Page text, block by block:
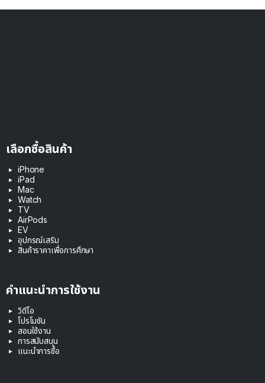
เลือกซื้อสินค้า
iPhone
iPad
Mac
Watch
TV
AirPods
EV
อุปกรณ์เสริม
สินค้าราคาเพื่อการศึกษา
คำแนะนำการใช้งาน
วิดีโอ
โปรโมชัน
สอนใช้งาน
การสนับสนุน
แนะนำการซื้อ